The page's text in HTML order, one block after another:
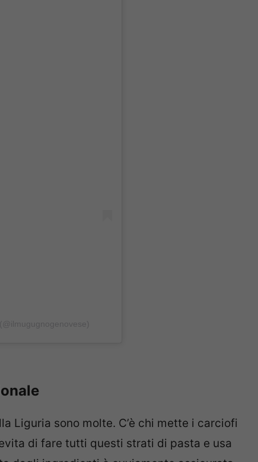
Liguria sono molte. C’è chi mette i carciofi
di fare tutti questi strati di pasta e usa